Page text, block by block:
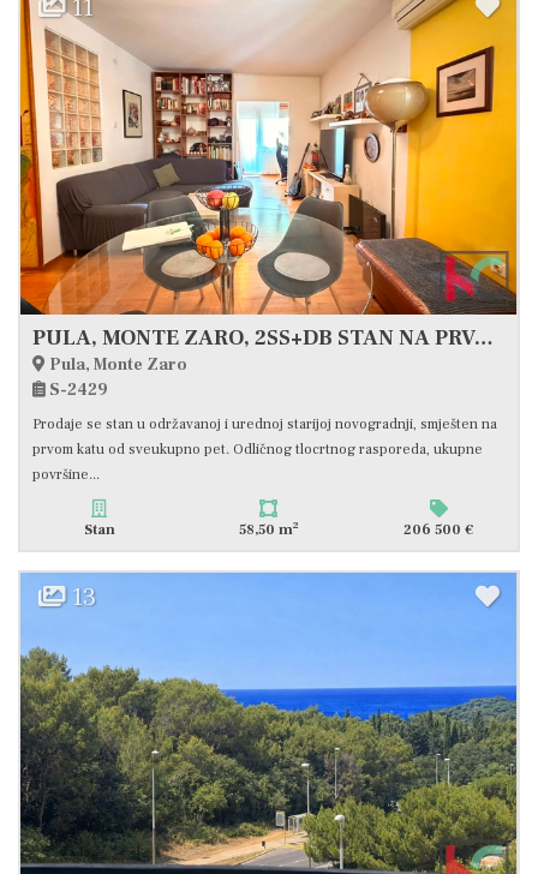
11
PULA, MONTE ZARO, 2SS+DB STAN NA PRVOM KATU #PRODAJA
Pula, Monte Zaro
S-2429
Prodaje se stan u održavanoj i urednoj starijoj novogradnji, smješten na
prvom katu od sveukupno pet. Odličnog tlocrtnog rasporeda, ukupne
površine...
Stan 58,50 m2 206 500 €
13